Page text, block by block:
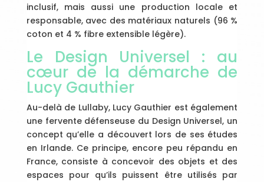
inclusif, mais aussi une production locale et
responsable, avec des matériaux naturels (96 %
coton et 4 % fibre extensible légère).
Le Design Universel : au
cœur de la démarche de
Lucy Gauthier
Au-delà de Lullaby, Lucy Gauthier est également
une fervente défenseuse du Design Universel, un
concept qu’elle a découvert lors de ses études
en Irlande. Ce principe, encore peu répandu en
France, consiste à concevoir des objets et des
espaces pour qu’ils puissent être utilisés par